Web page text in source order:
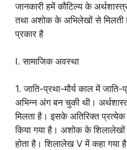
जानकारी हमें कौटिल्य के
तथा अशोक के अभिलेखों से मिलती
प्रकार है
I. सामाजिक अवस्था
1. जाति-प्रथा-मौर्य काल में जाति-
अभिन्न अंग बन चुकी थी।
मिलता है। इसके अतिरिक्त प्रत्येक
किया गया है। अशोक के शिलालेखों
होता है। शिलालेख V में कहा गया है